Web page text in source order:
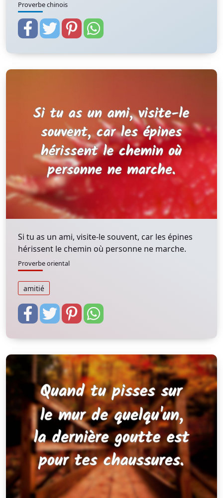
Proverbe chinois
Si tu as un ami, visite-le souvent, car les épines
hérissent le chemin où personne ne marche.
Proverbe oriental
amitié